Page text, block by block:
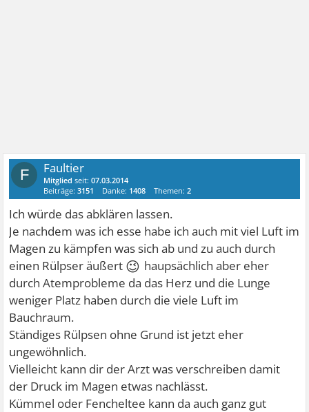
F Faultier
Mitglied seit:07.03.2014
Beiträge:3151 Danke: 1408 Themen:2
Ich würde das abklären lassen.
Je nachdem was ich esse habe ich auch mit viel Luft im
Magen zu kämpfen was sich ab und zu auch durch
einen Rülpser äußert 😉 haupsächlich aber eher
durch Atemprobleme da das Herz und die Lunge
weniger Platz haben durch die viele Luft im
Bauchraum.
Ständiges Rülpsen ohne Grund ist jetzt eher
ungewöhnlich.
Vielleicht kann dir der Arzt was verschreiben damit
der Druck im Magen etwas nachlässt.
Kümmel oder Fencheltee kann da auch ganz gut